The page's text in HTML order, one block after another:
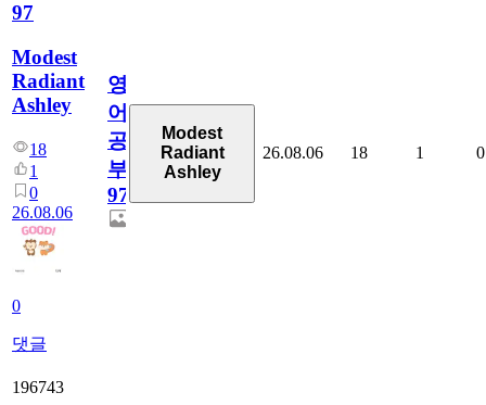
97
Modest
Radiant
Ashley
18
1
0
26.08.06
0
댓글
영
어
공
부
97
Modest
Radiant
Ashley
26.08.06 18 1 0
196743